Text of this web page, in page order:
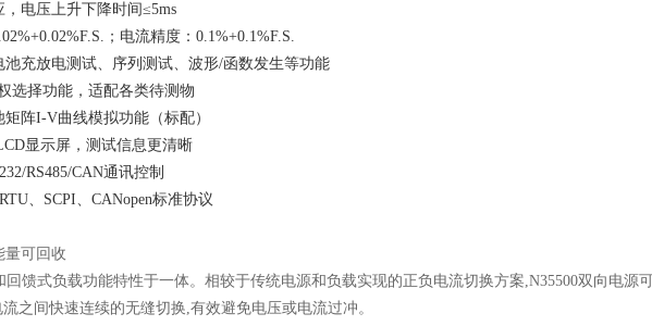
电压上升下降时间≤5ms
；电流精度：0.1%+0.1%F.S.
充放电测试、序列测试、波形/函数发生等功能
选择功能，适配各类待测物
阵I-V曲线模拟功能（标配）
显示屏，测试信息更清晰
RS485/CAN通讯控制
、SCPI、CANopen标准协议
量可回收
回馈式负载功能特性于一体。相较于传统电源和负载实现的正负电流切换方案,N35500双向电源
之间快速连续的无缝切换,有效避免电压或电流过冲。